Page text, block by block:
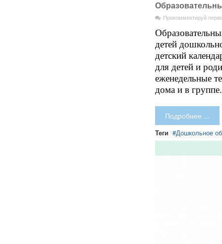
Прокомментируй
детей
детский
для детей и
еженедельные
дома и в
Подробнее ...
Теги Дошкольное